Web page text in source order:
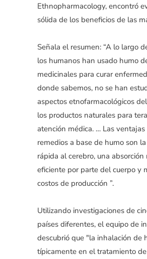
Ethnopharmacology, encontró
sólida de los beneficios de las
Señala el resumen: “A lo largo
los humanos han usado humo
medicinales para curar
donde sabemos, no se han
aspectos etnofarmacológicos
los productos naturales para
atención médica. … Las ventajas
remedios a base de humo son
rápida al cerebro, una absorción
eficiente por parte del cuerpo y
costos de producción ”.
Utilizando investigaciones de
países diferentes, el equipo de
descubrió que "la inhalación de
típicamente en el tratamiento